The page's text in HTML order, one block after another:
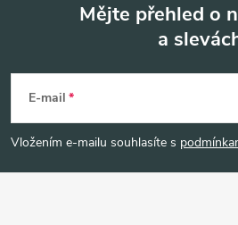
p
a
Mějte přehled o
a
E-mail
Vložením e-mailu souhlasíte s